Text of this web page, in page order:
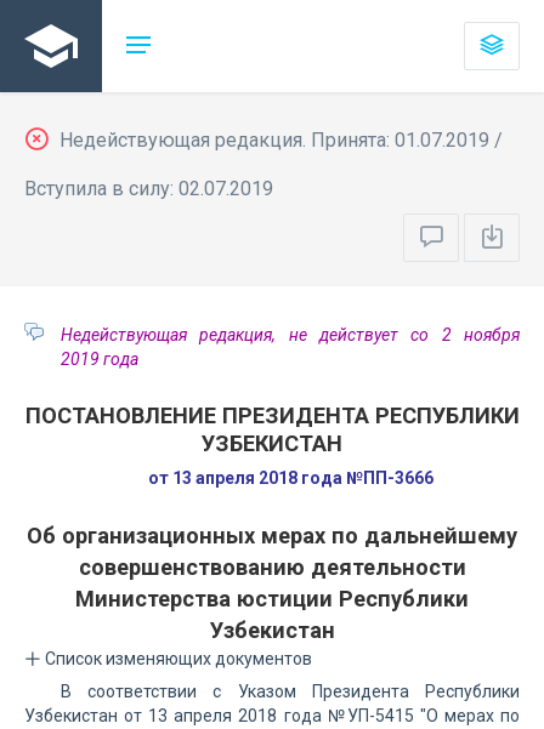
Недействующая редакция. Принята: 01.07.2019 /
Вступила в силу: 02.07.2019
Недействующая редакция, не действует со 2 ноября
2019 года
ПОСТАНОВЛЕНИЕ ПРЕЗИДЕНТА РЕСПУБЛИКИ
УЗБЕКИСТАН
от 13 апреля 2018 года №ПП-3666
Об организационных мерах по дальнейшему
совершенствованию деятельности
Министерства юстиции Республики
Узбекистан
Список изменяющих документов
В соответствии с Указом Президента Республики
Узбекистан от 13 апреля 2018 года №УП-5415 "О мерах по